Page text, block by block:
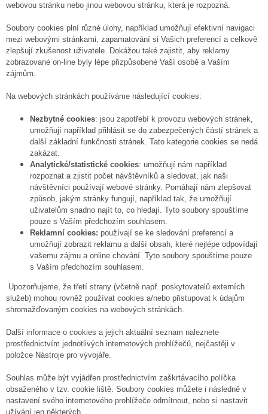
webovou stránku nebo jinou webovou stránku, která je rozpozná.
Soubory cookies plní různé úlohy, například umožňují efektivní navigaci
mezi webovými stránkami, zapamatování si Vašich preferencí a celkově
zlepšují zkušenost uživatele. Dokážou také zajistit, aby reklamy
zobrazované on-line byly lépe přizpůsobené Vaší osobě a Vaším
zájmům.
Na webových stránkách používáme následující cookies:
Nezbytné cookies: jsou zapotřebí k provozu webových stránek,
umožňují například přihlásit se do zabezpečených částí stránek a
další základní funkčnosti stránek. Tato kategorie cookies se nedá
zakázat.
Analytické/statistické cookies: umožňují nám například
rozpoznat a zjistit počet návštěvníků a sledovat, jak naši
návštěvníci používají webové stránky. Pomáhají nám zlepšovat
způsob, jakým stránky fungují, například tak, že umožňují
uživatelům snadno najít to, co hledají. Tyto soubory spouštíme
pouze s Vaším předchozím souhlasem.
Reklamní cookies: používají se ke sledování preferencí a
umožňují zobrazit reklamu a další obsah, které nejlépe odpovídají
vašemu zájmu a online chování. Tyto soubory spouštíme pouze
s Vaším předchozím souhlasem.
Upozorňujeme, že třetí strany (včetně např. poskytovatelů externích
služeb) mohou rovněž používat cookies a/nebo přistupovat k údajům
shromažďovaným cookies na webových stránkách.
Další informace o cookies a jejich aktuální seznam naleznete
prostřednictvím jednotlivých internetových prohlížečů, nejčastěji v
položce Nástroje pro vývojáře.
Souhlas může být vyjádřen prostřednictvím zaškrtávacího políčka
obsaženého v tzv. cookie liště. Soubory cookies můžete i následně v
nastavení svého internetového prohlížeče odmítnout, nebo si nastavit
užívání jen některých.